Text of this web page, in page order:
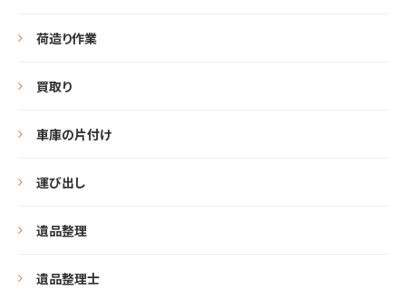
荷造り作業
買取り
車庫の片付け
運び出し
遺品整理
遺品整理士